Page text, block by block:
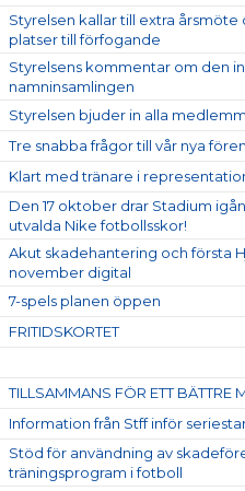
Styrelsen kallar till extra årsmöte
platser till förfogande
Styrelsens kommentar om den
namninsamlingen
Styrelsen bjuder in alla
Tre snabba frågor till vår nya
Klart med tränare i
Den 17 oktober drar Stadium
utvalda Nike fotbollsskor!
Akut skadehantering och första
november digital
7-spels planen öppen
FRITIDSKORTET
TILLSAMMANS FÖR ETT BÄTTRE
Information från Stff inför
Stöd för användning av
träningsprogram i fotboll